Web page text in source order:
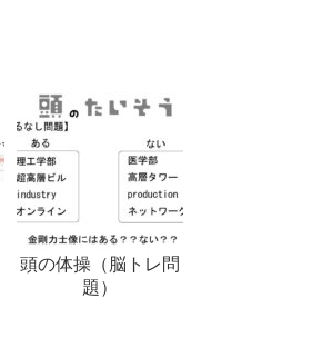
頭の体操（脳トレ問
題）